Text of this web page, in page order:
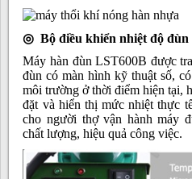
◎ Bộ điều khiển nhiệt độ đùn
Máy hàn đùn LST600B được
đùn có màn hình kỹ thuật số,
môi trường ở thời điểm hiện tại,
đặt và hiển thị mức nhiệt thực
cho người thợ vận hành máy
chất lượng, hiệu quả công việc.